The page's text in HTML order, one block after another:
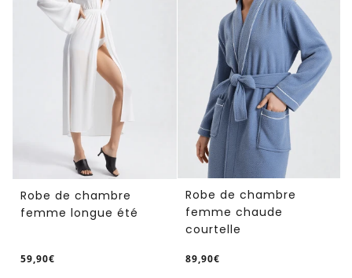
Robe de chambre
femme longue été
59,90€
/
Robe de chambre
femme chaude
courtelle
89,90€
/